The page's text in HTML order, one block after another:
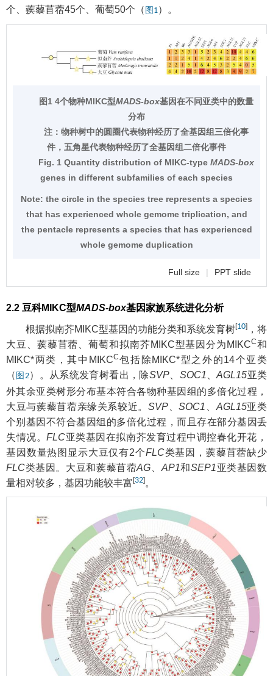
个、蒺藜苜蓿45个、葡萄50个（ 图1）。
图1 4个物种MIKC型MADS-box基因在不同亚类中的数量
分布
注： 物种树中的圆圈代表物种经历了全基因组三倍化事
件，五角星代表物种经历了全基因组二倍化事件
Fig. 1 Quantity distribution of MIKC-type MADS-box
genes in different subfamilies of each species
Note: the circle in the species tree represents a species
that has experienced whole gemome triplication, and
the pentacle represents a species that has experienced
whole gemome duplication
Full size | PPT slide
2.2 豆科MIKC型MADS-box基因家族系统进化分析
根据拟南芥MIKC型基因的功能分类和系统发育树[10] ，将
大豆、蒺藜苜蓿、葡萄和拟南芥MIKC型基因分为MIKCC和
MIKC*两类，其中MIKCC包括除MIKC*型之外的14个亚类
（ 图2）。从系统发育树看出，除SVP、 SOC1 、AGL15亚类
外其余亚类树形分布基本符合各物种基因组的多倍化过程，
大豆与蒺藜苜蓿亲缘关系较近。SVP 、SOC1 AGL15亚类
个别基因不符合基因组的多倍化过程，而且存在部分基因丢
失情况。FLC亚类基因在拟南芥发育过程中调控春化开花，
基因数量热图显示大豆仅有2个FLC类基因，蒺藜苜蓿缺少
FLC类基因。大豆和蒺藜苜蓿AG AP1和SEP1 亚类基因数
量相对较多，基因功能较丰富[32]。